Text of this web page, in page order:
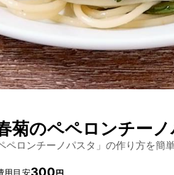
菊のペペロンチーノ
ペロンチーノパスタ 」の作り方を簡
用目安300円